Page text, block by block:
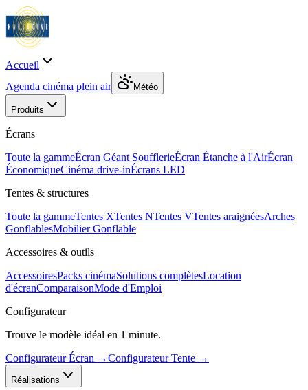
Accueil
Agenda cinéma plein air
Météo
Produits
Écrans
Toute la gammeÉcran Géant SoufflerieÉcran Étanche à l'AirÉcran
ÉconomiqueCinéma drive-inÉcrans LED
Tentes & structures
Toute la gammeTentes XTentes NTentes VTentes araignéesArches
GonflablesMobilier Gonflable
Accessoires & outils
AccessoiresPacks cinémaSolutions complètesLocation
d'écranComparaisonMode d'Emploi
Configurateur
Trouve le modèle idéal en 1 minute.
Configurateur Écran →Configurateur Tente →
Réalisations